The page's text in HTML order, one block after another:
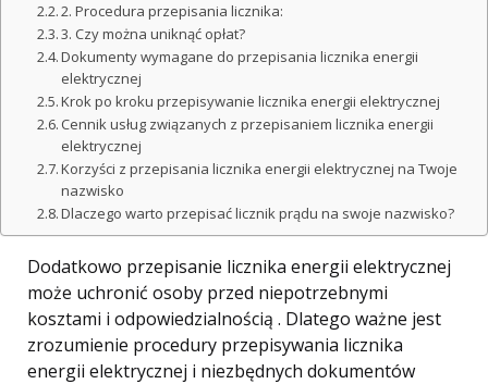
2. Procedura przepisania licznika:
3. Czy można uniknąć opłat?
Dokumenty wymagane do przepisania licznika energii
elektrycznej
Krok po kroku przepisywanie licznika energii elektrycznej
Cennik usług związanych z przepisaniem licznika energii
elektrycznej
Korzyści z przepisania licznika energii elektrycznej na Twoje
nazwisko
Dlaczego warto przepisać licznik prądu na swoje nazwisko?
Dodatkowo przepisanie licznika energii elektrycznej
może uchronić osoby przed niepotrzebnymi
kosztami i odpowiedzialnością . Dlatego ważne jest
zrozumienie procedury przepisywania licznika
energii elektrycznej i niezbędnych dokumentów